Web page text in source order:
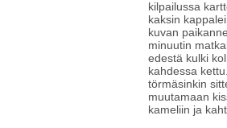
kilpailussa
kaksin
kuvan
minuutin
edestä kulki
kahdessa
törmäsinkin
muutamaan
kameliin ja